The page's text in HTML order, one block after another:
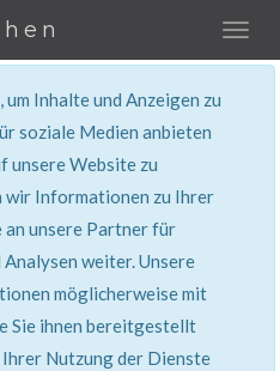
Inhalte und Anzeigen zu
soziale Medien anbieten
unsere Website zu
wir Informationen zu Ihrer
an unsere Partner für
weiter. Unsere
möglicherweise mit
Sie ihnen bereitgestellt
Ihrer Nutzung der Dienste
& lecker...!